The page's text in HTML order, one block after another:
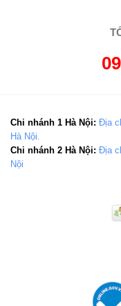
Chi nhánh 1 Hà Nội: Địa
Hà Nội.
Chi nhánh 2 Hà Nội: Địa
Nội